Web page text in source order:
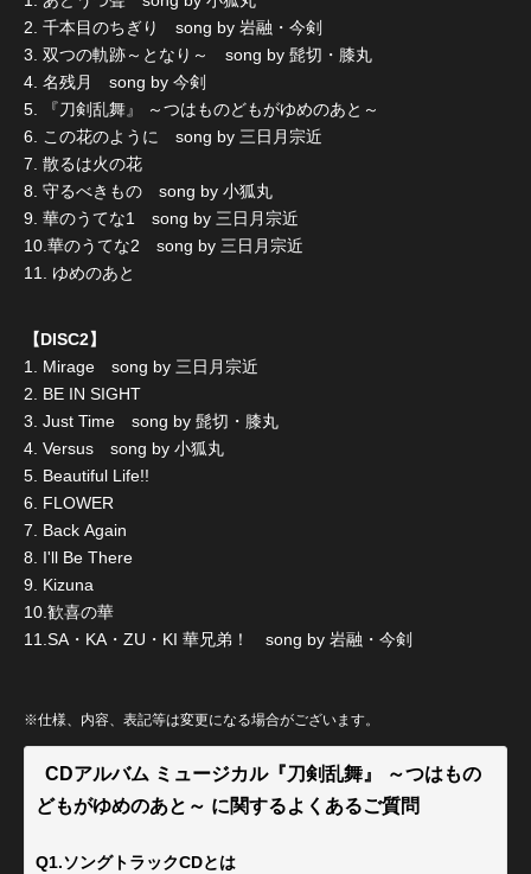
2. 千本目のちぎり song by 岩融・今剣
3. 双つの軌跡～となり～ song by 髭切・膝丸
4. 名残月 song by 今剣
5. 『刀剣乱舞』 ～つはものどもがゆめのあと～
6. この花のように song by 三日月宗近
7. 散るは火の花
8. 守るべきもの song by 小狐丸
9. 華のうてな1 song by 三日月宗近
10.華のうてな2 song by 三日月宗近
11. ゆめのあと
【DISC2】
1. Mirage song by 三日月宗近
2. BE IN SIGHT
3. Just Time song by 髭切・膝丸
4. Versus song by 小狐丸
5. Beautiful Life!!
6. FLOWER
7. Back Again
8. I'll Be There
9. Kizuna
10.歓喜の華
11.SA・KA・ZU・KI 華兄弟！ song by 岩融・今剣
※仕様、内容、表記等は変更になる場合がございます。
CDアルバム ミュージカル『刀剣乱舞』 ～つはもの
どもがゆめのあと～ に関するよくあるご質問
Q1.ソングトラックCDとは